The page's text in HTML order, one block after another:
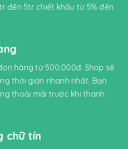
đến 5tr chiết khấu từ 5% đến
hàng từ 500.000đ. Shop sẽ
thời gian nhanh nhất. Bạn
thoải mái trước khi thanh
chữ tín